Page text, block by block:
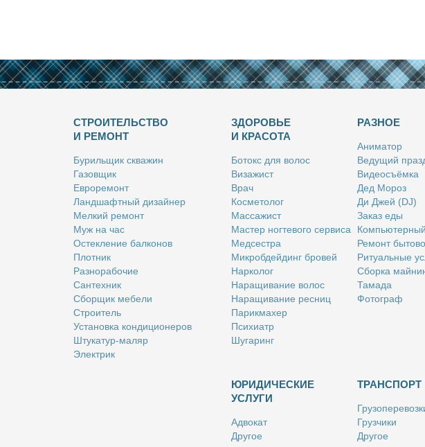
СТРОИТЕЛЬСТВО
И РЕМОНТ
Бу­риль­щик сква­жин
Га­зов­щик
Ев­ро­ре­монт
Ланд­шафт­ный ди­зай­нер
Мел­кий ре­монт
Муж на час
Остек­ле­ние бал­ко­нов
Плот­ник
Раз­но­ра­бо­чие
Сан­тех­ник
Сбор­щик ме­бе­ли
Стро­и­тель
Уста­нов­ка кон­ди­ци­о­не­ров
Шту­ка­тур-ма­ляр
Элек­трик
ЗДОРОВЬЕ
И КРАСОТА
Бо­токс для во­лос
Ви­за­жист
Врач
Кос­ме­то­лог
Мас­са­жист
Ма­стер ног­те­во­го сер­ви­са
Мед­сест­ра
Мик­роб­дей­динг бро­вей
Нар­ко­лог
На­ра­щи­ва­ние во­лос
На­ра­щи­ва­ние рес­ниц
Па­рик­махер
Пси­хи­атр
Шу­га­ринг
РАЗНОЕ
Ани­ма­тор
Ве­ду­щий
Ви­део­съём­ка
Дед Мо­роз
Ди Джей (DJ)
За­каз еды
Ре­монт
Ри­ту­аль­ные
Сбор­ка
Та­ма­да
Фо­то­граф
ЮРИДИЧЕСКИЕ
УСЛУГИ
Адво­кат
Дру­гое
ТРАНСПОРТ
Груз­чи­ки
Дру­гое